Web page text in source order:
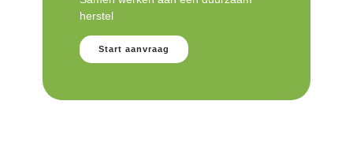
herstel
Start aanvraag